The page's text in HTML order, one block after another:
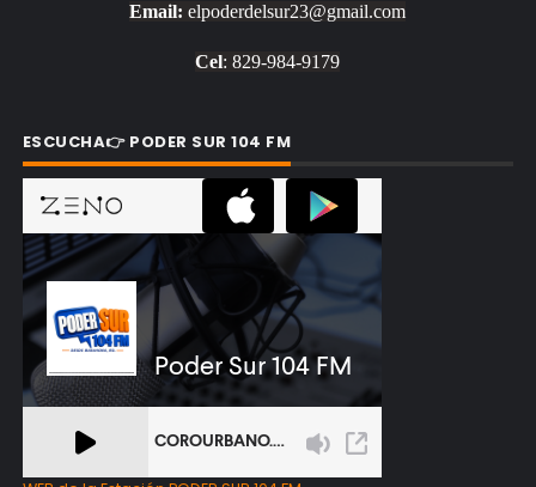
Email: elpoderdelsur23@gmail.com
Cel: 829-984-9179
ESCUCHA👉 PODER SUR 104 FM